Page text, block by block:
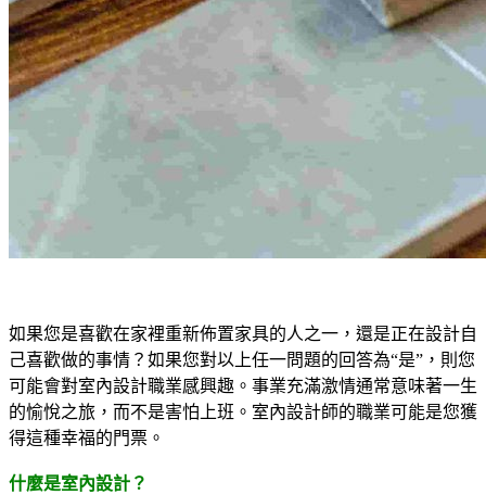
如果您是喜歡在家裡重新佈置家具的人之一，還是正在設計自
己喜歡做的事情？如果您對以上任一問題的回答為“是”，則您
可能會對室內設計職業感興趣。事業充滿激情通常意味著一生
的愉悅之旅，而不是害怕上班。室內設計師的職業可能是您獲
得這種幸福的門票。
什麼是室內設計？